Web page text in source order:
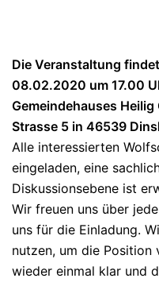
Die Veranstaltung
08.02.2020 um 17.00
Gemeindehauses
Strasse 5 in 46539
Alle interessierten
eingeladen, eine
Diskussionsebene ist
Wir freuen uns über
uns für die Einladung.
nutzen, um die Position
wieder einmal klar und